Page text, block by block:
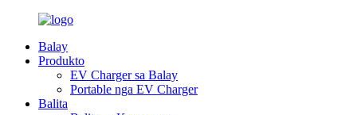
Balay
Produkto
EV Charger sa Balay
Portable nga EV Charger
Balita